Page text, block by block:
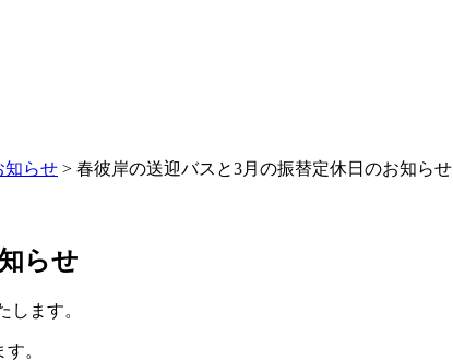
知らせ > 春彼岸の送迎バスと3月の振替定休日のお知らせ
らせ
ます。
。